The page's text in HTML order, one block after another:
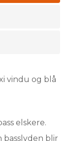
vindu og blå
elskere.
basslyden blir